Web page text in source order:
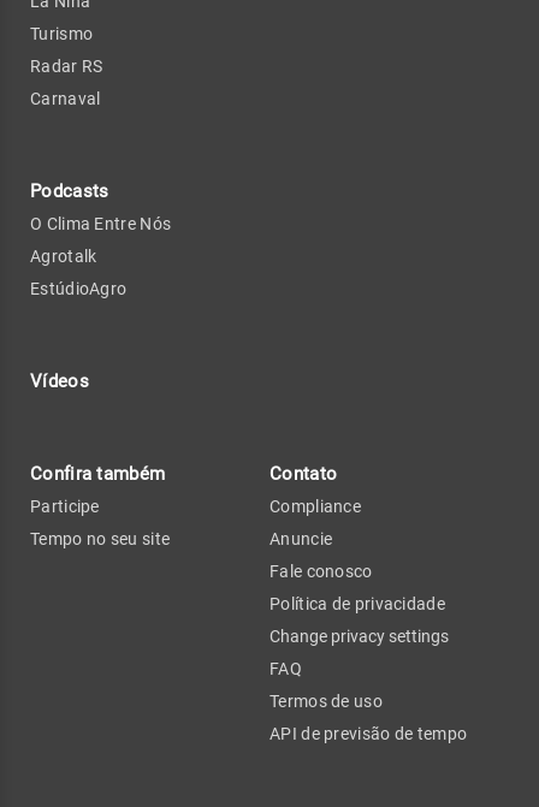
Turismo
Radar RS
Carnaval
Podcasts
O Clima Entre Nós
Agrotalk
EstúdioAgro
Vídeos
Confira também
Participe
Tempo no seu site
Contato
Compliance
Anuncie
Fale conosco
Política de privacidade
Change privacy settings
FAQ
Termos de uso
API de previsão de tempo